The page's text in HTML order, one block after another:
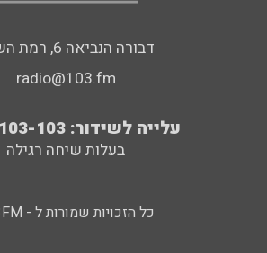
דבורה הנביאה 6, רמת השרון
radio@103.fm
עלייה לשידור: 0552-103-103
בעלות שיחה רגילה
כל הזכויות שמורות ל - 103FM